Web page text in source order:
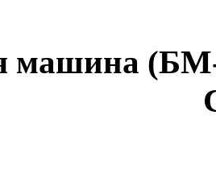
машина (БМ-